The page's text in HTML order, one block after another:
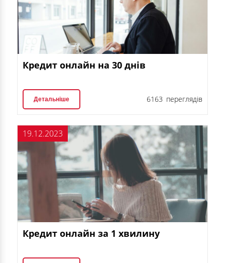
Кредит онлайн на 30 днів
Детальніше 6163 переглядів
19.12.2023
Кредит онлайн за 1 хвилину